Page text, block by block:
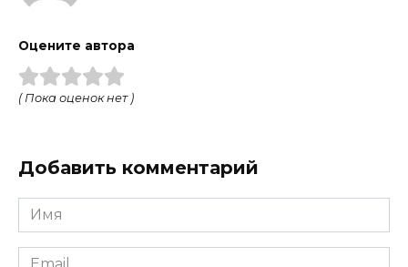
Оцените автора
( Пока оценок нет )
Добавить комментарий
Имя
Email